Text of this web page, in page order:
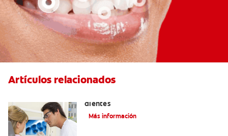
Artículos relacionados
dientes
Más información